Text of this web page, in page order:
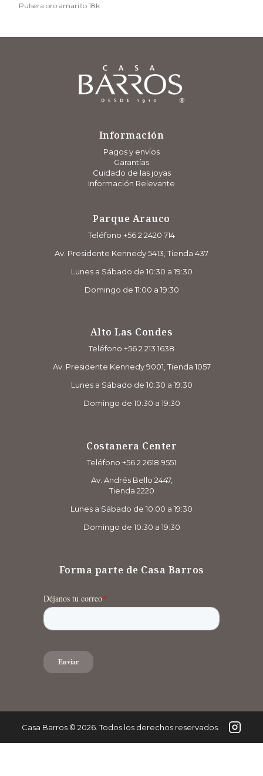
Pulsera oro amarillo 18k.
Información
Pagos y envíos
Garantías
Cuidado de las joyas
Información Relevante
Parque Arauco
Teléfono +56 2 2420 714
Av. Presidente Kennedy 5413, Tienda 437
Lunes a Sábado de 10:30 a 19:30
Domingo de 11:00 a 19:30
Alto Las Condes
Teléfono +56 2 213 1638
Av. Presidente Kennedy 9001, Tienda 1057
Lunes a Sábado de 10:30 a 19:30
Domingo de 10:30 a 19:30
Costanera Center
Teléfono +56 2 2618 9551
Av. Andrés Bello 2447,
Tienda 2220
Lunes a Sábado de 10:00 a 19:30
Domingo de 10:30 a 19:30
Forma parte de Casa Barros
Casa Barros© 2026. Todos los derechos reservados.